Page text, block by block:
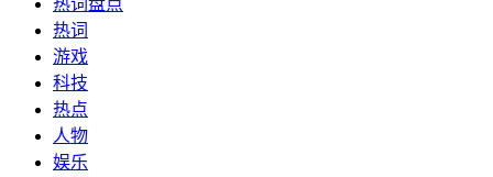
热词盘点
热词
游戏
科技
热点
人物
娱乐